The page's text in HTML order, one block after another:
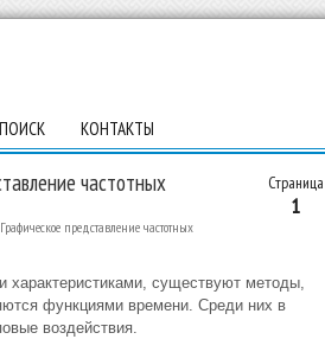
ПОИСК КОНТАКТЫ
Страница
1
частотных
представление частотных
характеристиками, существуют методы,
функциями времени. Среди них в
воздействия.